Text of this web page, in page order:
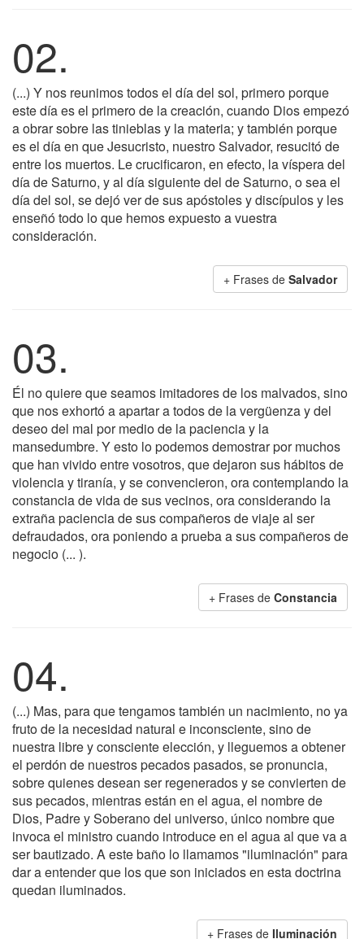
02.
(...) Y nos reunimos todos el día del sol, primero porque
este día es el primero de la creación, cuando Dios empezó
a obrar sobre las tinieblas y la materia; y también porque
es el día en que Jesucristo, nuestro Salvador, resucitó de
entre los muertos. Le crucificaron, en efecto, la víspera del
día de Saturno, y al día siguiente del de Saturno, o sea el
día del sol, se dejó ver de sus apóstoles y discípulos y les
enseñó todo lo que hemos expuesto a vuestra
consideración.
+ Frases de Salvador
03.
Él no quiere que seamos imitadores de los malvados, sino
que nos exhortó a apartar a todos de la vergüenza y del
deseo del mal por medio de la paciencia y la
mansedumbre. Y esto lo podemos demostrar por muchos
que han vivido entre vosotros, que dejaron sus hábitos de
violencia y tiranía, y se convencieron, ora contemplando la
constancia de vida de sus vecinos, ora considerando la
extraña paciencia de sus compañeros de viaje al ser
defraudados, ora poniendo a prueba a sus compañeros de
negocio (... ).
+ Frases de Constancia
04.
(...) Mas, para que tengamos también un nacimiento, no ya
fruto de la necesidad natural e inconsciente, sino de
nuestra libre y consciente elección, y lleguemos a obtener
el perdón de nuestros pecados pasados, se pronuncia,
sobre quienes desean ser regenerados y se convierten de
sus pecados, mientras están en el agua, el nombre de
Dios, Padre y Soberano del universo, único nombre que
invoca el ministro cuando introduce en el agua al que va a
ser bautizado. A este baño lo llamamos "iluminación" para
dar a entender que los que son iniciados en esta doctrina
quedan iluminados.
+ Frases de Iluminación